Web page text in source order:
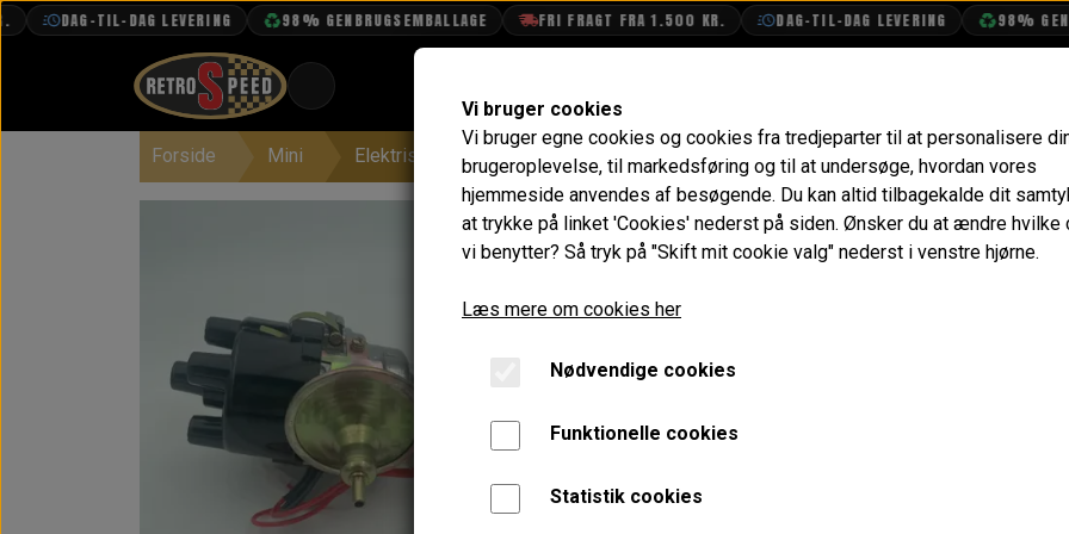
DAG-TIL-DAG LEVERING 98% GENBRUGSEMBALLAGE FRI FRAGT FRA 1.500 KR. DAG-TIL-DAG LEVERING 98%
PROJEKTER
VANDPOLERING
Forside Mini Elektrisk System Tænding Strømfordeler Strømfordeler 998cc 59D4
Strømfordeler 998cc
Varenummer: 59D4E
HUSK at der SKAL bruges tændspole model GCL216 eller sports
HUSK også at der i forbindelse med ombygning til elektronisk
kvalitets silikone tændkabler, da det elektroniske modul ellers
Vi bruger cookies
Vi bruger egne cookies og cookies fra tredjeparter til at personalisere
brugeroplevelse, til markedsføring og til at undersøge, hvordan vores
hjemmeside anvendes af besøgende. Du kan altid tilbagekalde dit
at trykke på linket 'Cookies' nederst på siden. Ønsker du at ændre hvilke
vi benytter? Så tryk på "Skift mit cookie valg" nederst i venstre hjørne.
Læs mere om cookies her
Nødvendige cookies
Funktionelle cookies
Statistik cookies